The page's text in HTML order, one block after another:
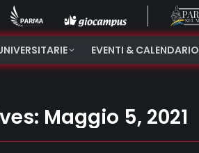
EVENTI & CALENDARIO
Maggio 5, 2021